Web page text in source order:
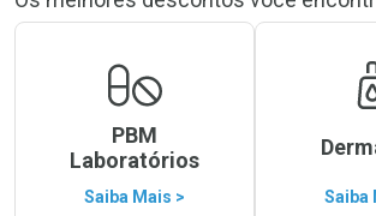
PBM
Laboratórios
Saiba Mais > Saiba